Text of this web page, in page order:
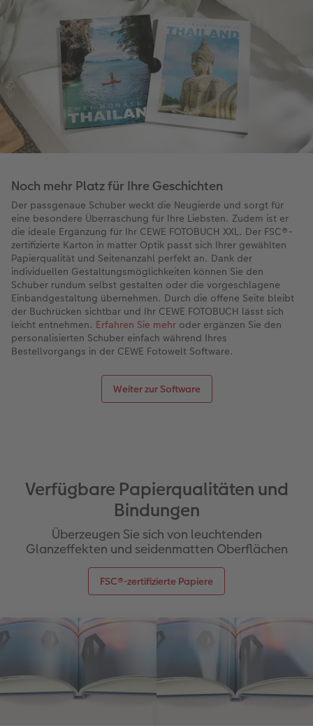
Noch mehr Platz für Ihre Geschichten
Der passgenaue Schuber weckt die Neugierde und sorgt für
eine besondere Überraschung für Ihre Liebsten. Zudem ist er
die ideale Ergänzung für Ihr CEWE FOTOBUCH XXL. Der FSC®-
zertifizierte Karton in matter Optik passt sich Ihrer gewählten
Papierqualität und Seitenanzahl perfekt an. Dank der
individuellen Gestaltungsmöglichkeiten können Sie den
Schuber rundum selbst gestalten oder die vorgeschlagene
Einbandgestaltung übernehmen. Durch die offene Seite bleibt
der Buchrücken sichtbar und Ihr CEWE FOTOBUCH lässt sich
leicht entnehmen. Erfahren Sie mehr oder ergänzen Sie den
personalisierten Schuber einfach während Ihres
Bestellvorgangs in der CEWE Fotowelt Software.
Weiter zur Software
Verfügbare Papierqualitäten und
Bindungen
Überzeugen Sie sich von leuchtenden
Glanzeffekten und seidenmatten Oberflächen
FSC®-zertifizierte Papiere